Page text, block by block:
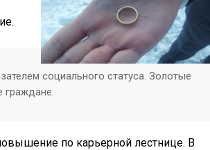
социального статуса. Золотые
граждане.
по карьерной лестнице. В